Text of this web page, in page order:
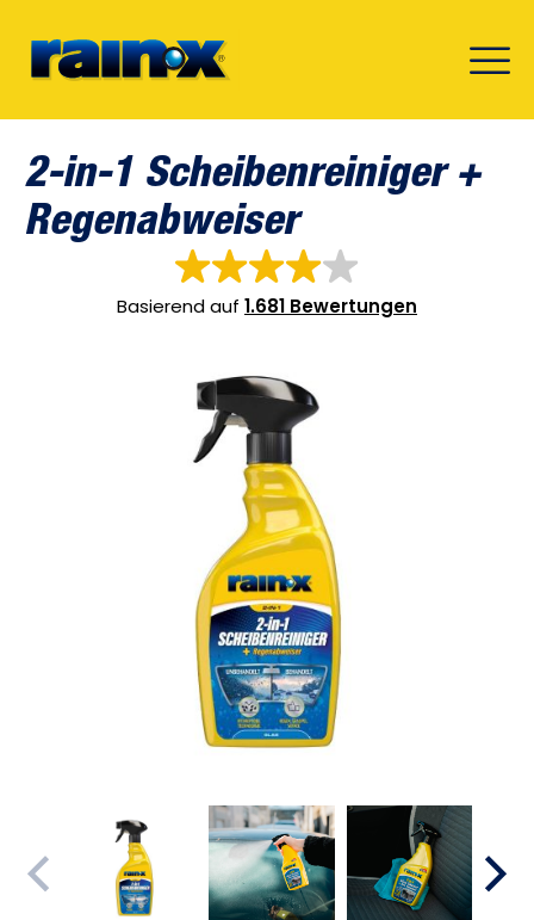
2-in-1 Scheibenreiniger +
Regenabweiser
Basierend auf 1.681 Bewertungen